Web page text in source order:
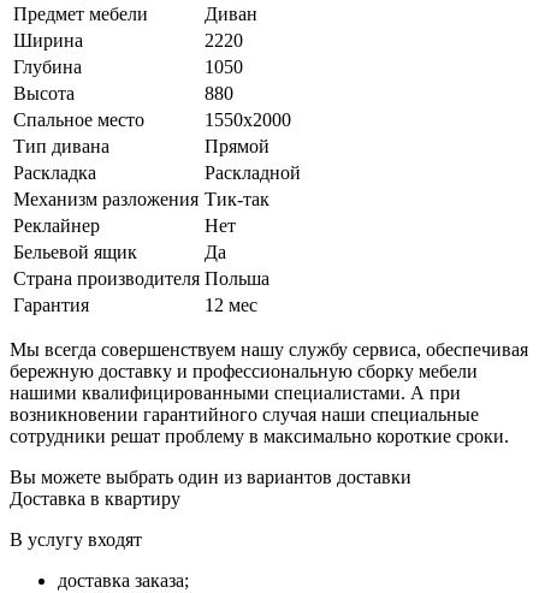
Предмет мебели
Диван
Ширина
2220
Глубина
1050
Высота
880
Спальное место
1550х2000
Тип дивана
Прямой
Раскладка
Раскладной
Механизм разложения Тик-так
Реклайнер
Нет
Бельевой ящик
Да
Страна производителя Польша
Гарантия
12 мес
Мы всегда совершенствуем нашу службу сервиса, обеспечивая
бережную доставку и профессиональную сборку мебели
нашими квалифицированными специалистами. А при
возникновении гарантийного случая наши специальные
сотрудники решат проблему в максимально короткие сроки.
Вы можете выбрать один из вариантов доставки
Доставка в квартиру
В услугу входят
доставка заказа;